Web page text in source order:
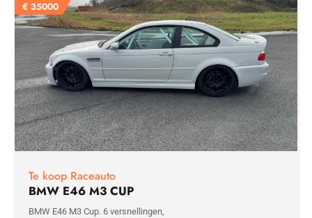
€ 35000
Te koop Raceauto
BMW E46 M3 CUP
BMW E46 M3 Cup. 6 versnellingen,